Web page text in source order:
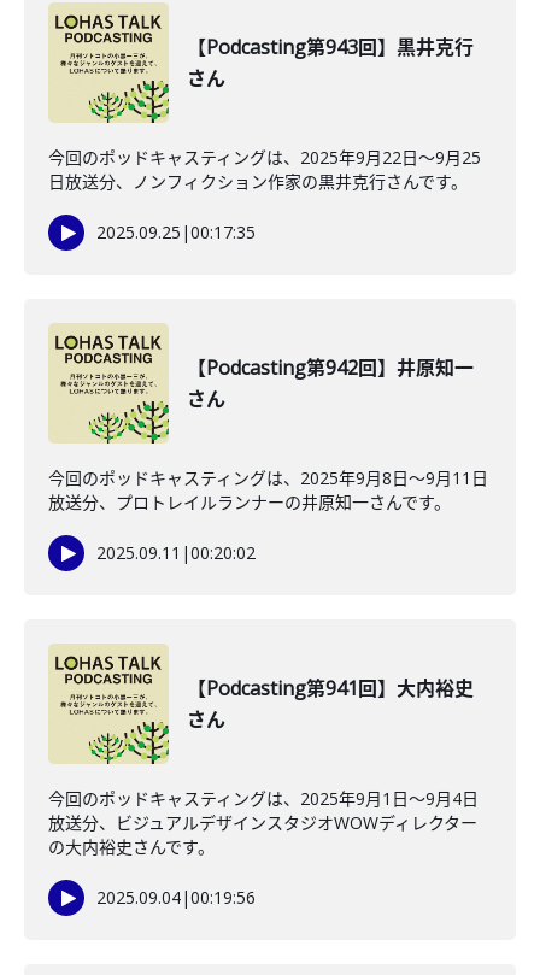
【Podcasting第943回】黒井克行
さん
今回のポッドキャスティングは、2025年9月22日〜9月25
日放送分、ノンフィクション作家の黒井克行さんです。
2025.09.25 |00:17:35
【Podcasting第942回】井原知一
さん
今回のポッドキャスティングは、2025年9月8日〜9月11日
放送分、プロトレイルランナーの井原知一さんです。
2025.09.11 |00:20:02
【Podcasting第941回】大内裕史
さん
今回のポッドキャスティングは、2025年9月1日〜9月4日
放送分、ビジュアルデザインスタジオWOWディレクター
の大内裕史さんです。
2025.09.04|00:19:56